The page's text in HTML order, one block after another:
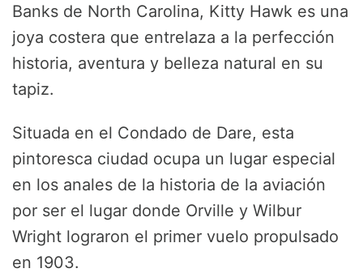
Banks de North Carolina, Kitty Hawk es una
joya costera que entrelaza a la perfección
historia, aventura y belleza natural en su
tapiz.
Situada en el Condado de Dare, esta
pintoresca ciudad ocupa un lugar especial
en los anales de la historia de la aviación
por ser el lugar donde Orville y Wilbur
Wright lograron el primer vuelo propulsado
en 1903.